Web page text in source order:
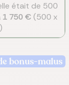
était de 500
1 750 € (500 x
bonus-malus